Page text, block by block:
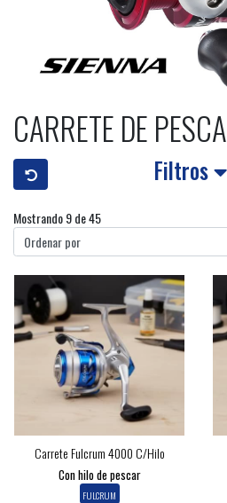
CARRETE DE PESCA
Filtros
Mostrando 9 de 45
Carrete Fulcrum 4000 C/hilo
Con hilo de pescar
FULCRUM